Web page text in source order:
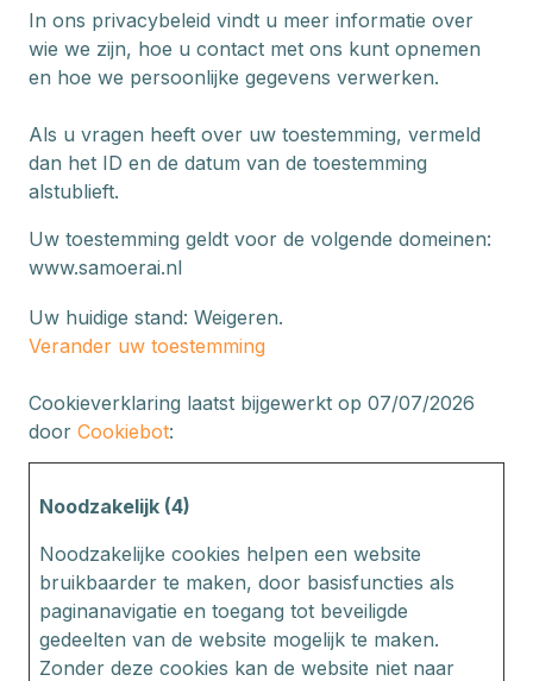
In ons privacybeleid vindt u meer informatie over
wie we zijn, hoe u contact met ons kunt opnemen
en hoe we persoonlijke gegevens verwerken.
Als u vragen heeft over uw toestemming, vermeld
dan het ID en de datum van de toestemming
alstublieft.
Uw toestemming geldt voor de volgende domeinen:
www.samoerai.nl
Uw huidige stand: Weigeren.
Verander uw toestemming
Cookieverklaring laatst bijgewerkt op 07/07/2026
door Cookiebot:
Noodzakelijk (4)
Noodzakelijke cookies helpen een website
bruikbaarder te maken, door basisfuncties als
paginanavigatie en toegang tot beveiligde
gedeelten van de website mogelijk te maken.
Zonder deze cookies kan de website niet naar